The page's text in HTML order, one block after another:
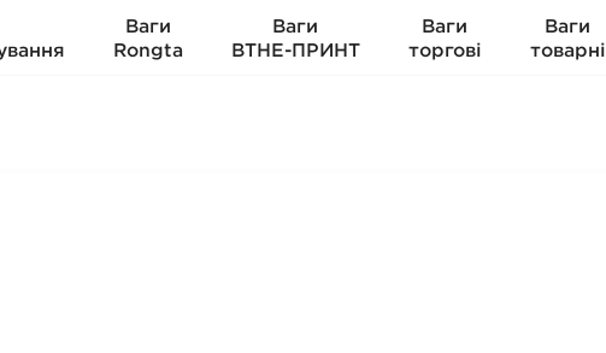
Ваги
Rongta
Ваги
ВТНЕ-ПРИНТ
Ваги
торгові
Ваги
товарні